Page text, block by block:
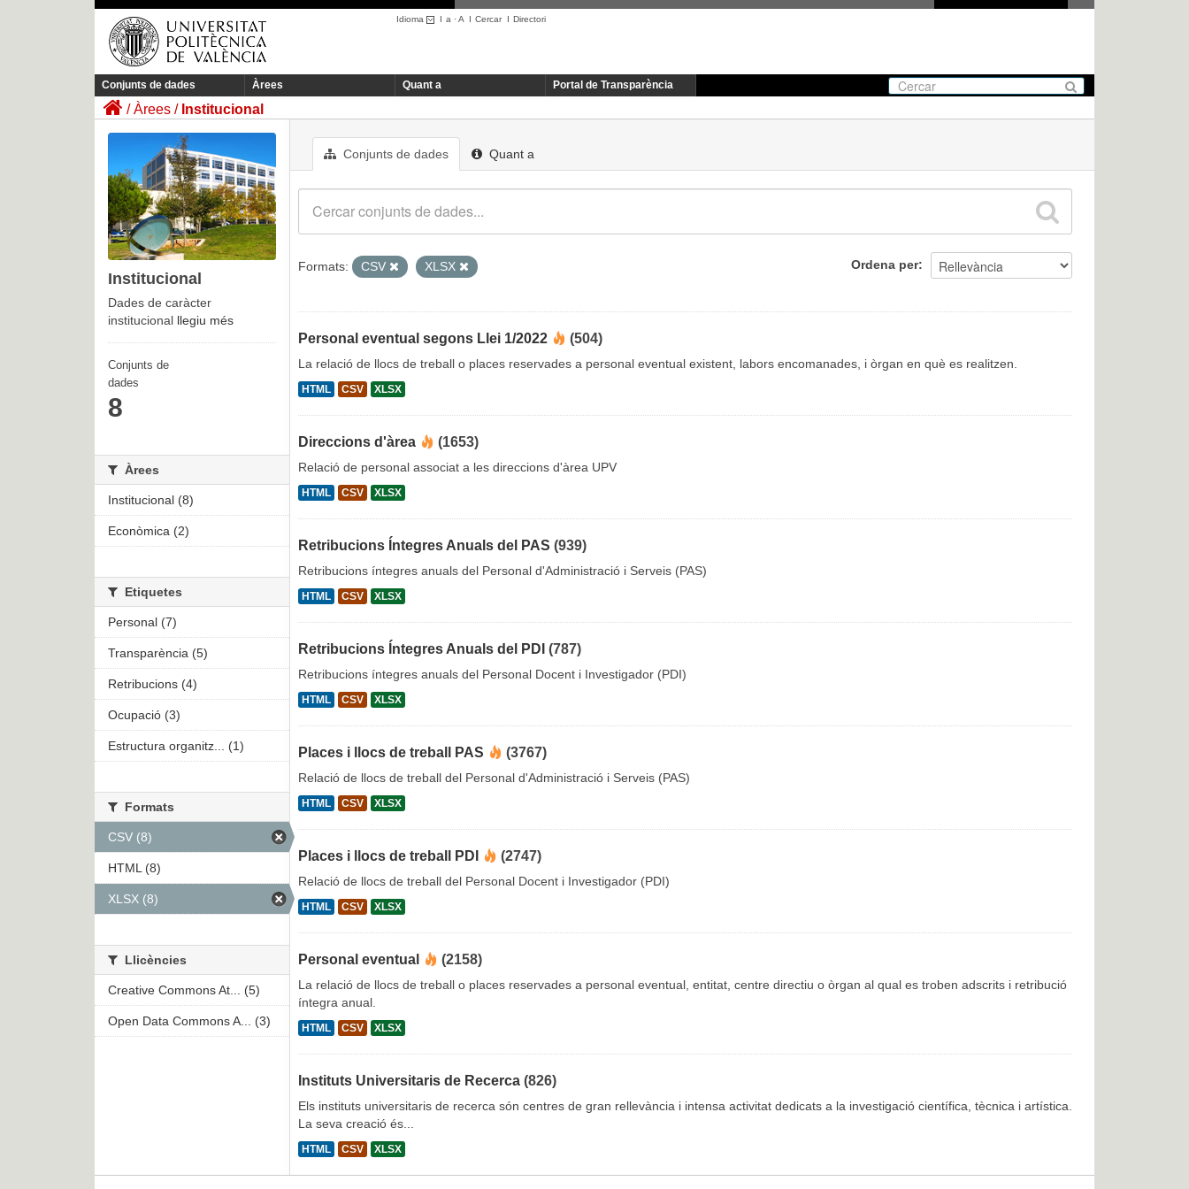
Idioma I a ·A I CercarI Directori
Conjunts de dades Àrees Quant a Portal de Transparència
Àrees Institucional
Conjunts de dades Quant a
Ordena per
Formats: CSV XLSX
Personal eventual segons Llei 1/2022 (504)
La relació de llocs de treball o places reservades a personal eventual existent, labors encomanades, i òrgan en què es realitzen.
HTML CSV XLSX
Direccions d'àrea (1653)
Relació de personal associat a les direccions d'àrea UPV
HTML CSV XLSX
Retribucions Íntegres Anuals del PAS (939)
Retribucions íntegres anuals del Personal d'Administració i Serveis (PAS)
HTML CSV XLSX
Retribucions Íntegres Anuals del PDI (787)
Retribucions íntegres anuals del Personal Docent i Investigador (PDI)
HTML CSV XLSX
Places i llocs de treball PAS (3767)
Relació de llocs de treball del Personal d'Administració i Serveis (PAS)
HTML CSV XLSX
Places i llocs de treball PDI (2747)
Relació de llocs de treball del Personal Docent i Investigador (PDI)
HTML CSV XLSX
Personal eventual (2158)
La relació de llocs de treball o places reservades a personal eventual, entitat, centre directiu o òrgan al qual es troben adscrits i retribució
íntegra anual.
HTML CSV XLSX
Instituts Universitaris de Recerca (826)
Els instituts universitaris de recerca són centres de gran rellevància i intensa activitat dedicats a la investigació científica, tècnica i artística.
La seva creació és...
HTML CSV XLSX
Institucional
Dades de caràcter
institucional llegiu més
Conjunts de
dades
8
Àrees
Institucional (8)
Econòmica (2)
Etiquetes
Personal (7)
Transparència (5)
Retribucions (4)
Ocupació (3)
Estructura organitz... (1)
Formats
CSV (8)
HTML (8)
XLSX (8)
Llicències
Creative Commons At... (5)
Open Data Commons A... (3)